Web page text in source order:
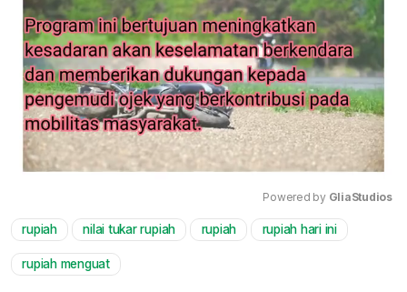
Mute
Powered by GliaStudios
rupiah nilai tukar rupiah rupiah rupiah hari ini
rupiah menguat